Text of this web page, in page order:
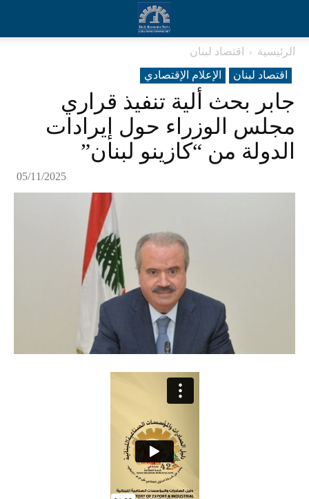
الرئيسية
اقتصاد لبنان
اقتصاد لبنان
الإعلام الإقتصادي
جابر بحث ألية تنفيذ قراري
مجلس الوزراء حول إيرادات
الدولة من “كازينو لبنان”
05/11/2025